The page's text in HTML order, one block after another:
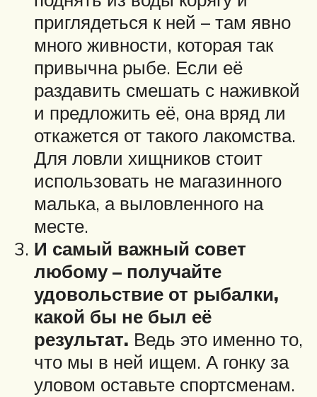
приглядеться к ней – там явно
много живности, которая так
привычна рыбе. Если её
раздавить смешать с наживкой
и предложить её, она вряд ли
откажется от такого лакомства.
Для ловли хищников стоит
использовать не магазинного
малька, а выловленного на
месте.
И самый важный совет
любому – получайте
удовольствие от рыбалки,
какой бы не был её
результат. Ведь это именно то,
что мы в ней ищем. А гонку за
уловом оставьте спортсменам.